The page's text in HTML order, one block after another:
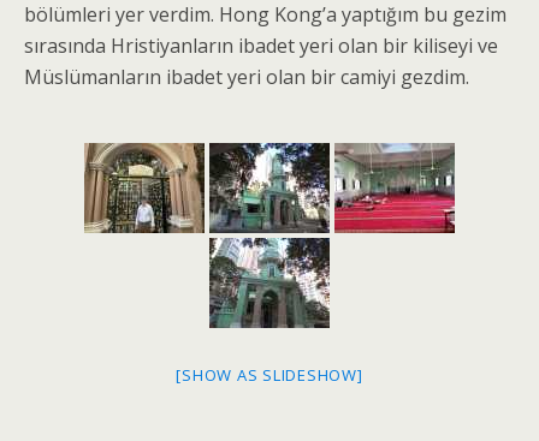
bölümleri yer verdim. Hong Kong’a yaptığım bu gezim
sırasında Hristiyanların ibadet yeri olan bir kiliseyi ve
Müslümanların ibadet yeri olan bir camiyi gezdim.
[SHOW AS SLIDESHOW]